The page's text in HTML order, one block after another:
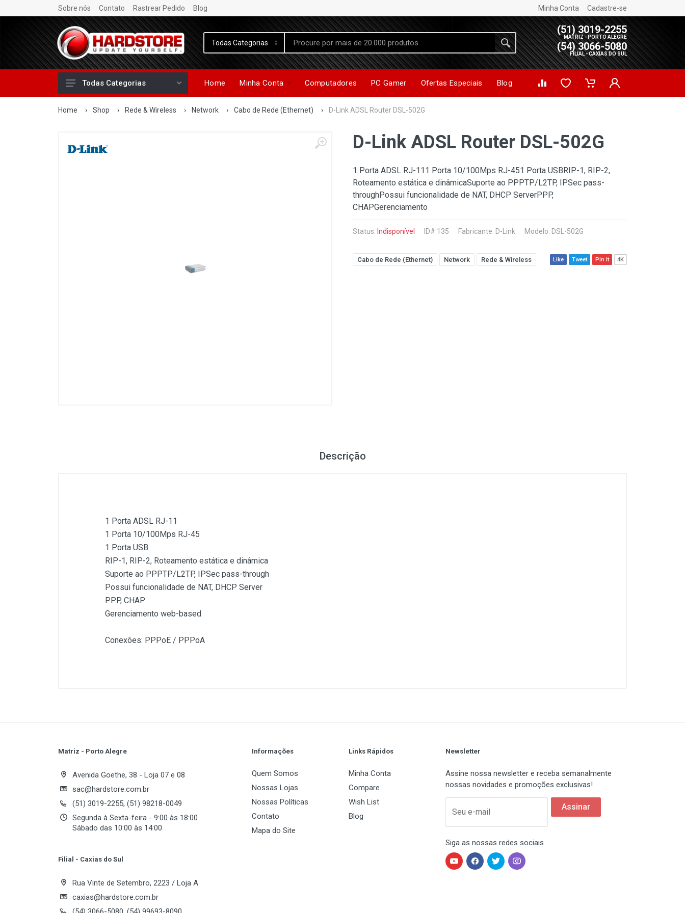
Sobre nós Contato Rastrear Pedido Blog Minha Conta Cadastre-se
(51) 3019-2255
MATRIZ - PORTO ALEGRE
(54) 3066-5080
FILIAL - CAXIAS DO SUL
Todas Categorias Home Minha Conta Computadores PC Gamer Ofertas Especiais Blog
Home › Shop › Rede & Wireless › Network › Cabo de Rede (Ethernet) › D-Link ADSL Router DSL-502G
D-Link ADSL Router DSL-502G
1 Porta ADSL RJ-111 Porta 10/100Mps RJ-451 Porta USBRIP-1, RIP-2,
Roteamento estática e dinâmicaSuporte ao PPPTP/L2TP, IPSec pass-
throughPossui funcionalidade de NAT, DHCP ServerPPP,
CHAPGerenciamento
Status: Indisponível ID# 135 Fabricante: D-Link Modelo: DSL-502G
Cabo de Rede (Ethernet) Network Rede & Wireless Like Tweet Pin It 4K
Descrição
1 Porta ADSL RJ-11
1 Porta 10/100Mps RJ-45
1 Porta USB
RIP-1, RIP-2, Roteamento estática e dinâmica
Suporte ao PPPTP/L2TP, IPSec pass-through
Possui funcionalidade de NAT, DHCP Server
PPP, CHAP
Gerenciamento web-based
Conexões: PPPoE / PPPoA
Review Stars Email Address
Matriz - Porto Alegre
Avenida Goethe, 38 - Loja 07 e 08
sac@hardstore.com.br
(51) 3019-2255, (51) 98218-0049
Segunda à Sexta-feira - 9:00 às 18:00
Sábado das 10:00 às 14:00
Filial - Caxias do Sul
Rua Vinte de Setembro, 2223 / Loja A
caxias@hardstore.com.br
Informações
Quem Somos
Nossas Lojas
Nossas Políticas
Contato
Mapa do Site
Links Rápidos
Minha Conta
Compare
Wish List
Blog
Newsletter
Assine nossa newsletter e receba semanalmente
nossas novidades e promoções exclusivas!
Seu e-mail
Assinar
Siga as nossas redes sociais